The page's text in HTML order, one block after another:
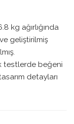
kg ağırlığında
geliştirilmiş
testlerde beğeni
detayları